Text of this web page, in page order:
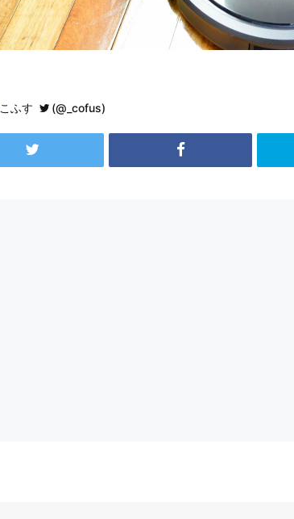
こふす (@_cofus)